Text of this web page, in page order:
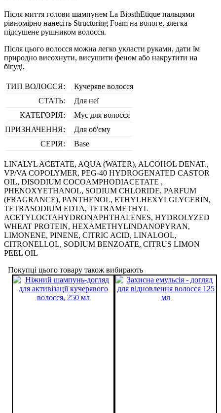
Після миття голови шампунем La BiosthEtique пальцями
рівномірно нанесіть Structuring Foam на вологе, злегка
підсушене рушником волосся.
Після цього волосся можна легко укласти руками, дати їм
природно висохнути, висушити феном або накрутити на
бігуді.
ТИП ВОЛОССЯ:
Кучеряве волосся
СТАТЬ:
Для неї
КАТЕГОРІЯ:
Мус для волосся
ПРИЗНАЧЕННЯ:
Для об'єму
СЕРІЯ:
Base
LINALYL ACETATE, AQUA (WATER), ALCOHOL DENAT.,
VP/VA COPOLYMER, PEG-40 HYDROGENATED CASTOR
OIL, DISODIUM COCOAMPHODIACETATE ,
PHENOXYETHANOL, SODIUM CHLORIDE, PARFUM
(FRAGRANCE), PANTHENOL, ETHYLHEXYLGLYCERIN,
TETRASODIUM EDTA, TETRAMETHYL
ACETYLOCTAHYDRONAPHTHALENES, HYDROLYZED
WHEAT PROTEIN, HEXAMETHYLINDANOPYRAN,
LIMONENE, PINENE, CITRIC ACID, LINALOOL,
CITRONELLOL, SODIUM BENZOATE, CITRUS LIMON
PEEL OIL
Покупці цього товару також вибирають